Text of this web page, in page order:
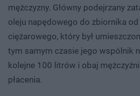
mężczyzny. Główny podejrzany
oleju napędowego do zbiornika
ciężarowego, który był
tym samym czasie jego wspólnik
kolejne 100 litrów i obaj
płacenia.